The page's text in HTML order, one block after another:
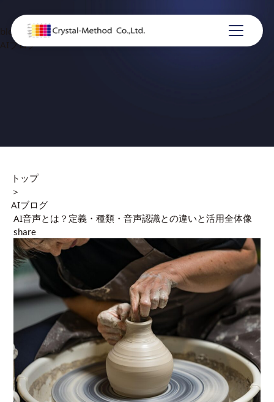
blog
AIブログ
トップ
＞
AIブログ
AI音声とは？定義・種類・音声認識との違いと活用全体像
share